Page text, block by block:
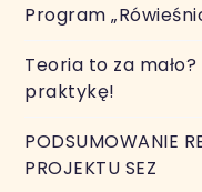
Program
Teoria to za
praktykę!
PODSUMOWANIE
PROJEKTU SEZ